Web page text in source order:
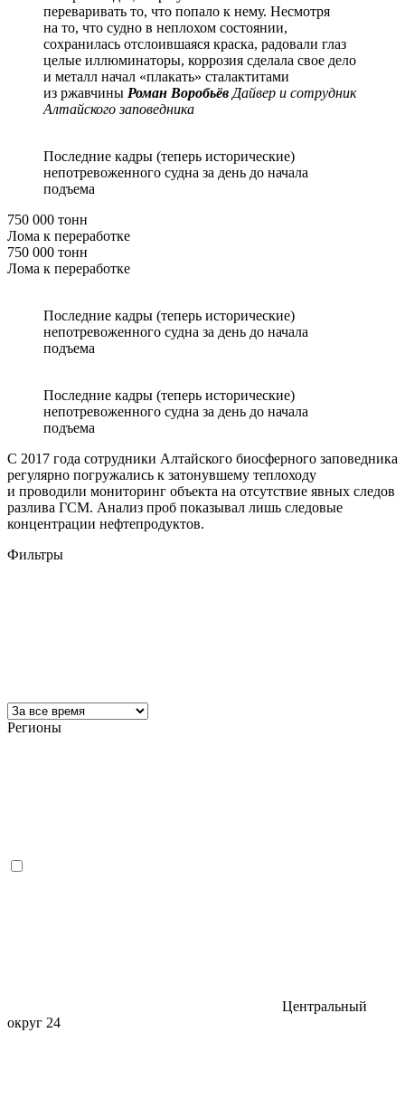
переваривать то, что попало к нему. Несмотря
на то, что судно в неплохом состоянии,
сохранилась отслоившаяся краска, радовали глаз
целые иллюминаторы, коррозия сделала свое дело
и металл начал «плакать» сталактитами
из ржавчины Роман Воробьёв Дайвер и сотрудник
Алтайского заповедника
Последние кадры (теперь исторические)
непотревоженного судна за день до начала
подъема
750 000 тонн
Лома к переработке
750 000 тонн
Лома к переработке
Последние кадры (теперь исторические)
непотревоженного судна за день до начала
подъема
Последние кадры (теперь исторические)
непотревоженного судна за день до начала
подъема
С 2017 года сотрудники Алтайского биосферного заповедника
регулярно погружались к затонувшему теплоходу
и проводили мониторинг объекта на отсутствие явных следов
разлива ГСМ. Анализ проб показывал лишь следовые
концентрации нефтепродуктов.
Фильтры
Регионы
Центральный
округ 24